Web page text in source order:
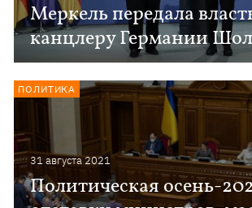
Меркель передала
канцлеру Германии
31 августа 2021
Политическая осень-
ПОЛИТИКА